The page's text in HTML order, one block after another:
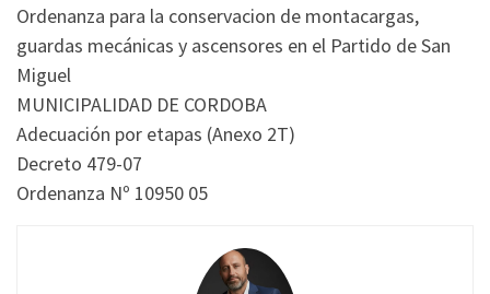
Ordenanza para la conservacion de montacargas,
guardas mecánicas y ascensores en el Partido de San
Miguel
MUNICIPALIDAD DE CORDOBA
Adecuación por etapas (Anexo 2T)
Decreto 479-07
Ordenanza Nº 10950 05